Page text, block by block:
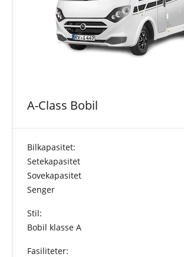
A-Class Bobil
Bilkapasitet:
Setekapasitet
Sovekapasitet
Senger
Stil:
Bobil klasse A
Fasiliteter: